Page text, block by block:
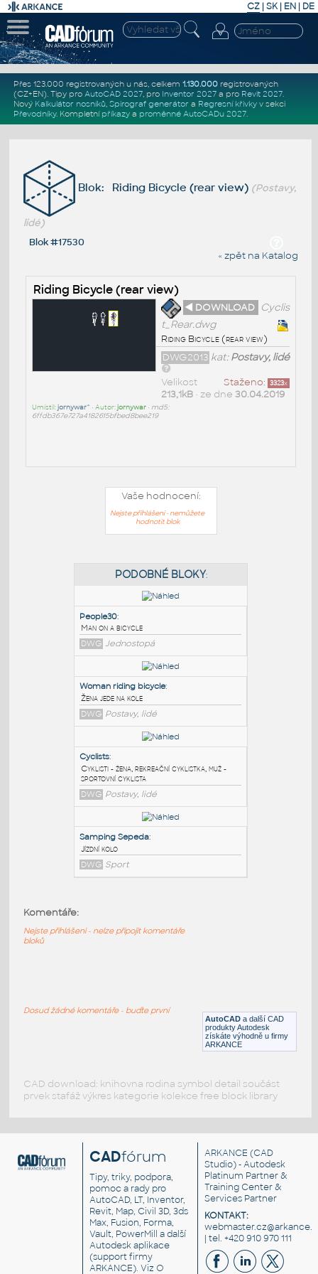
CZ | SK| EN | DE
Přes 123.000 registrovaných u nás, celkem 1.130.000registrovaných
(CZ+EN). Tipy pro AutoCAD 2027, pro Inventor 2027a pro Revit 2027.
Nový Kalkulátor nosníků, Spirograf generátor a Regresní křivkyv sekci
Převodníky. Kompletní příkazya proměnné AutoCADu 2027.
Blok: Riding Bicycle (rear view) (Postavy,
lidé)
Blok #17530
« zpět na Katalog
Riding Bicycle (rear view)
◄ DOWNLOAD
Cyclis
t_Rear.dwg
Riding Bicycle (rear view)
kat:Postavy, lidé
DWG2013
Staženo: 3323x
Velikost
213,1kB• ze dne 30.04.2019
Umístil:jornywar^ • Autor:jornywar• md5:
6ffdb367e727a4182615bfbed8bee219
Vaše hodnocení:
Nejste přihlášeni - nemůžete
hodnotit blok
PODOBNÉ BLOKY:
People30:
Man on a bicycle
DWG
Woman riding bicycle:
Žena jede na kole
DWG Postavy, lidé
DWG Postavy, lidé
DWG
Sport AutoCAD a další CAD
produkty Autodesk
získáte výhodně u firmy
ARKANCE
Komentáře:
Nejste přihlášeni - nelze připojit komentáře
bloků
Dosud žádné komentáře - buďte první
CAD download: knihovna rodina symbol detail součást
prvek stafáž výkres kategorie kolekce free block library
CADfórum
Tipy, triky, podpora,
pomoc a rady pro
AutoCAD, LT, Inventor,
Revit, Map, Civil 3D, 3ds
Max, Fusion, Forma,
Vault, PowerMill a další
Autodesk aplikace
(support firmy
ARKANCE). VizO
ARKANCE (CAD
Studio) - Autodesk
Platinum Partner &
Training Center &
Services Partner
KONTAKT:
| tel. +420 910 970 111